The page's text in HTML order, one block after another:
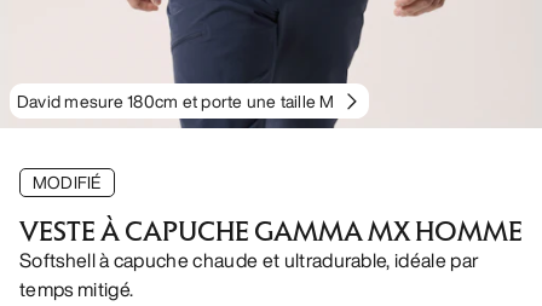
David mesure 180cm et porte une taille M
MODIFIÉ
VESTE À CAPUCHE GAMMA MX HOMME
Softshell à capuche chaude et ultradurable, idéale par
temps mitigé.